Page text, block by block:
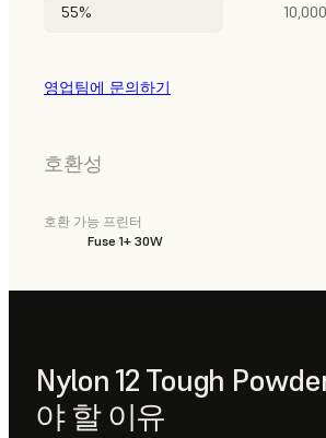
55%
영업팀에 문의하기
호환성
호환 가능 프린터
Fuse 1+ 30W
Nylon 12 Tough
야 할 이유